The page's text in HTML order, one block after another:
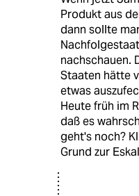
Produkt aus
dann sollte
nachschauen.
Staaten hätte
etwas
Heute früh im
daß es
geht's noch?
Grund zur